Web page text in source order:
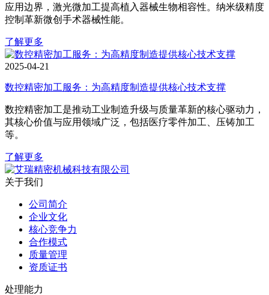
应用边界，激光微加工提高植入器械生物相容性。纳米级精度
控制革新微创手术器械性能。
了解更多
2025-04-21
数控精密加工服务：为高精度制造提供核心技术支撑
数控精密加工是推动工业制造升级与质量革新的核心驱动力，
其核心价值与应用领域广泛，包括医疗零件加工、压铸加工
等。
了解更多
关于我们
公司简介
企业文化
核心竞争力
合作模式
质量管理
资质证书
处理能力